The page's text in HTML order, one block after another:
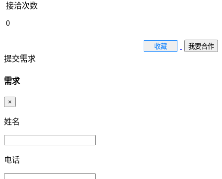
接洽次数
0
收藏 我要合作
提交需求
需求
×
姓名
电话